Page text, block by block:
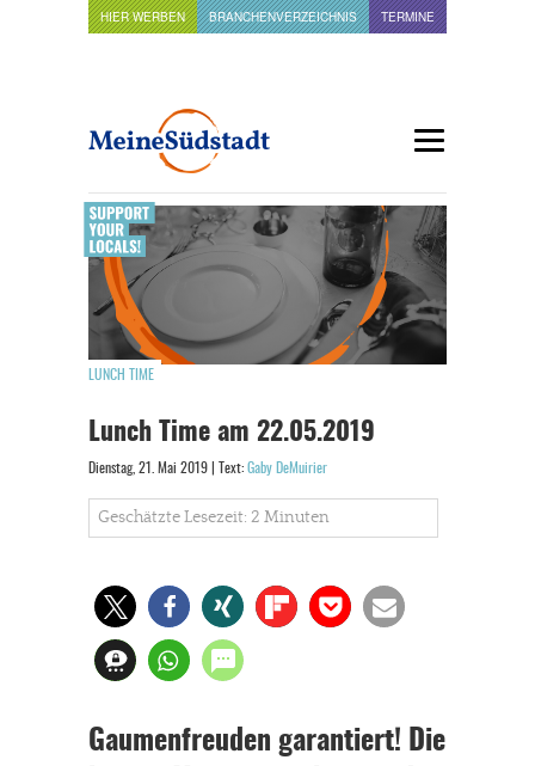
HIER WERBEN BRANCHENVERZEICHNIS TERMINE
LUNCH TIME
Lunch Time am 22.05.2019
Dienstag, 21. Mai 2019 | Text: Gaby DeMuirier
Geschätzte Lesezeit: 2 Minuten
Gaumenfreuden garantiert! Die